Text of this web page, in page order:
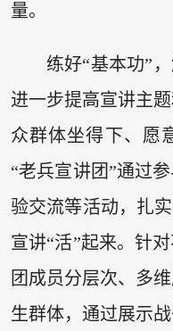
量。
练好“基本功”
进一步提高宣讲主
众群体坐得下、愿
“老兵宣讲团”通过
验交流等活动，扎
宣讲“活”起来。针
团成员分层次、多
生群体，通过展示